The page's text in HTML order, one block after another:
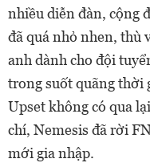
nhiều diễn đàn, cộng
đã quá nhỏ nhen, thù
anh dành cho đội
trong suốt quãng thời
Upset không có qua
chí, Nemesis đã rời
mới gia nhập.